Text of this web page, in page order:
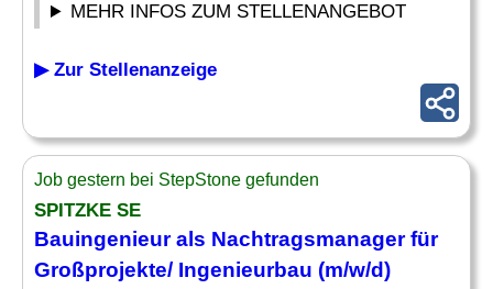
MEHR INFOS ZUM STELLENANGEBOT
▶ Zur Stellenanzeige
Job gestern bei StepStone gefunden
SPITZKE SE
Bauingenieur als Nachtragsmanagerfür
Großprojekte/ Ingenieurbau (m/w/d)